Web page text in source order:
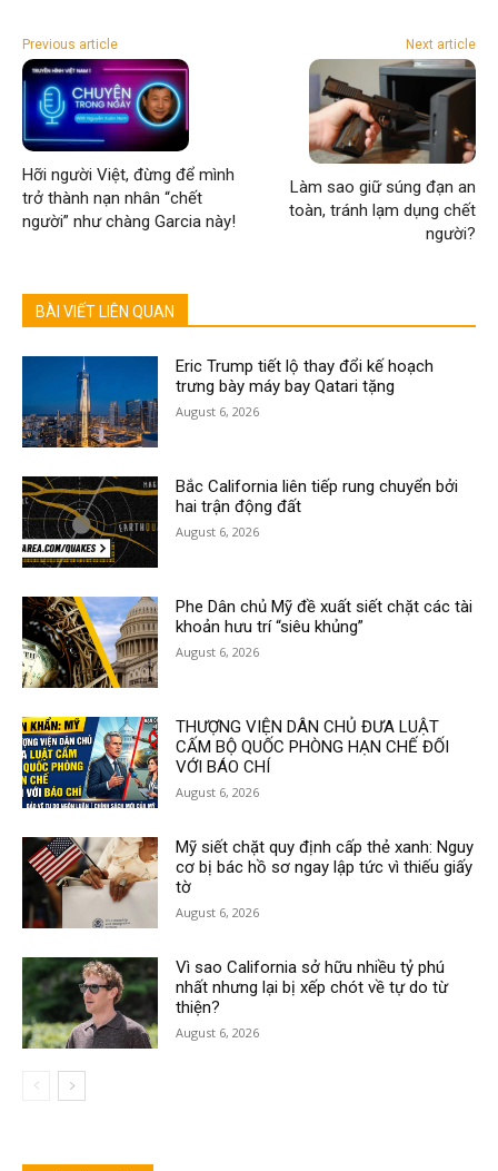
Previous article
Hỡi người Việt, đừng để mình
trở thành nạn nhân “chết
người” như chàng Garcia này!
Next article
Làm sao giữ súng đạn an
toàn, tránh lạm dụng chết
người?
BÀI VIẾT LIÊN QUAN
Eric Trump tiết lộ thay đổi kế hoạch
trưng bày máy bay Qatari tặng
August 6, 2026
Bắc California liên tiếp rung chuyển bởi
hai trận động đất
August 6, 2026
Phe Dân chủ Mỹ đề xuất siết chặt các tài
khoản hưu trí “siêu khủng”
August 6, 2026
THƯỢNG VIỆN DÂN CHỦ ĐƯA LUẬT
CẤM BỘ QUỐC PHÒNG HẠN CHẾ ĐỐI
VỚI BÁO CHÍ
August 6, 2026
Mỹ siết chặt quy định cấp thẻ xanh: Nguy
cơ bị bác hồ sơ ngay lập tức vì thiếu giấy
tờ
August 6, 2026
Vì sao California sở hữu nhiều tỷ phú
nhất nhưng lại bị xếp chót về tự do từ
thiện?
August 6, 2026